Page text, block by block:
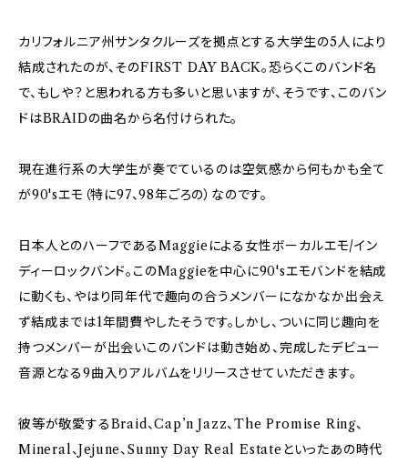
カリフォルニア州サンタクルーズを拠点とする大学生の5人により
結成されたのが、そのFIRST DAY BACK。恐らくこのバンド名
で、もしや？と思われる方も多いと思いますが、そうです、このバン
ドはBRAIDの曲名から名付けられた。
現在進行系の大学生が奏でているのは空気感から何もかも全て
が90'sエモ（特に97、98年ごろの）なのです。
日本人とのハーフであるMaggieによる女性ボーカルエモ/イン
ディーロックバンド。このMaggieを中心に90'sエモバンドを結成
に動くも、やはり同年代で趣向の合うメンバーになかなか出会え
ず結成までは1年間費やしたそうです。しかし、ついに同じ趣向を
持つメンバーが出会いこのバンドは動き始め、完成したデビュー
音源となる9曲入りアルバムをリリースさせていただきます。
彼等が敬愛するBraid、Cap’n Jazz、The Promise Ring、
Mineral、Jejune、Sunny Day Real Estateといったあの時代